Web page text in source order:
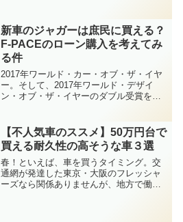
え熱が一気に冷めてしまいました。( ﾟ
∀ﾟ).｡...
新車のジャガーは庶民に買える？
F-PACEのローン購入を考えてみ
る件
2017年ワールド・カー・オブ・ザ・イヤ
ー。そして、2017年ワールド・デザイ
ン・オブ・ザ・イヤーのダブル受賞を果
ょっと気になる車でしょう。日本では高
貴な方が乗るイ...
【不人気車のススメ】50万円台で
買える耐久性の高そうな車３選
春！といえば、車を買うタイミング。交
通網が発達した東京・大阪のフレッシャ
ーズなら関係ありませんが、地方で働く